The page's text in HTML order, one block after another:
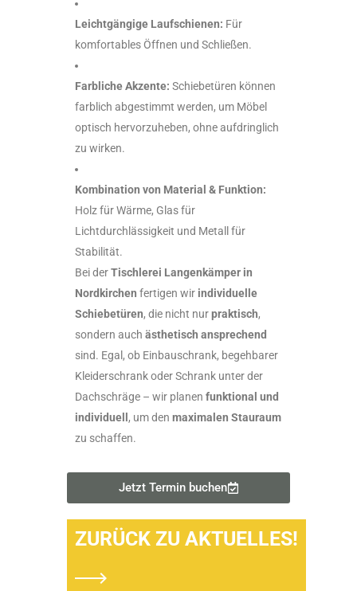
Leichtgängige Laufschienen: Für
komfortables Öffnen und Schließen.
Farbliche Akzente: Schiebetüren können
farblich abgestimmt werden, um Möbel
optisch hervorzuheben, ohne aufdringlich
zu wirken.
Kombination von Material & Funktion:
Holz für Wärme, Glas für
Lichtdurchlässigkeit und Metall für
Stabilität.
Bei derTischlerei Langenkämper in
Nordkirchen fertigen wir individuelle
Schiebetüren, die nicht nurpraktisch,
sondern auch ästhetisch ansprechend
sind. Egal, ob Einbauschrank, begehbarer
Kleiderschrank oder Schrank unter der
Dachschräge – wir planen funktional und
individuell , um den maximalen Stauraum
zu schaffen.
Jetzt Termin buchen
ZURÜCK ZU AKTUELLES!